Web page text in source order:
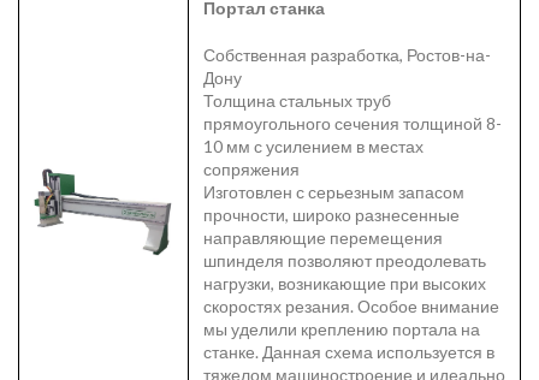
Портал станка
Собственная разработка, Ростов-на-
Дону
Толщина стальных труб
прямоугольного сечения толщиной 8-
10 мм с усилением в местах
сопряжения
Изготовлен с серьезным запасом
прочности, широко разнесенные
направляющие перемещения
шпинделя позволяют преодолевать
нагрузки, возникающие при высоких
скоростях резания. Особое внимание
мы уделили креплению портала на
станке. Данная схема используется в
тяжелом машиностроение и идеально